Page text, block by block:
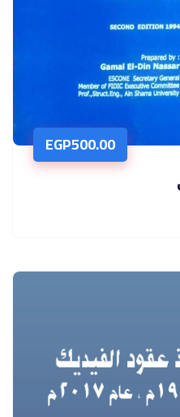
EGP500.00